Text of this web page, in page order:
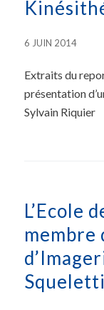
6 JUIN 2014
Extraits du
présentation
Sylvain Riquier
L’Ecole
membre